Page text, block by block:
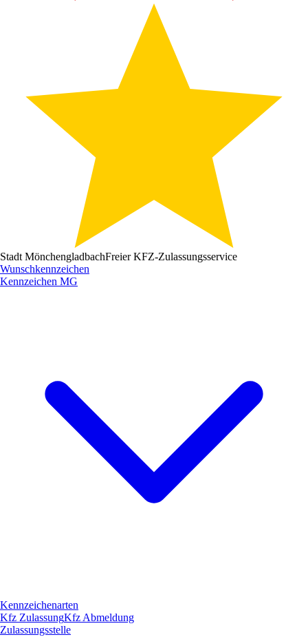
Stadt MönchengladbachFreier KFZ-Zulassungsservice
Wunschkennzeichen
Kennzeichen MG
Kennzeichenarten
Kfz ZulassungKfz Abmeldung
Zulassungsstelle